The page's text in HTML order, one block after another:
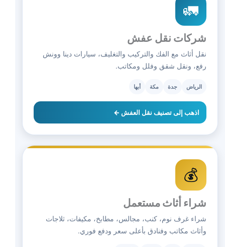
🚛
شركات نقل عفش
نقل أثاث مع الفك والتركيب والتغليف، سيارات دينا وونش
رفع، ونقل شقق وفلل ومكاتب.
الرياض جدة مكة أبها
اذهب إلى تصنيف نقل العفش ←
💰
شراء أثاث مستعمل
شراء غرف نوم، كنب، مجالس، مطابخ، مكيفات، ثلاجات
وأثاث مكاتب وفنادق بأعلى سعر ودفع فوري.